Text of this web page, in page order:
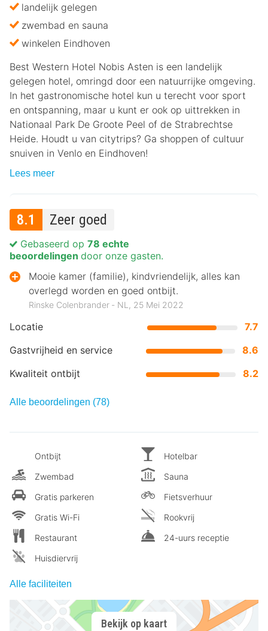
landelijk gelegen
zwembad en sauna
winkelen Eindhoven
Best Western Hotel Nobis Asten is een landelijk
gelegen hotel, omringd door een natuurrijke omgeving.
In het gastronomische hotel kun u terecht voor sport
en ontspanning, maar u kunt er ook op uittrekken in
Nationaal Park De Groote Peel of de Strabrechtse
Heide. Houdt u van citytrips? Ga shoppen of cultuur
snuiven in Venlo en Eindhoven!
Lees meer
8.1 Zeer goed
Locatie
7.7
Gastvrijheid en service
8.6
Kwaliteit ontbijt
8.2
Gebaseerd op 78 echte
beoordelingen door onze gasten.
Mooie kamer (familie), kindvriendelijk, alles kan
overlegd worden en goed ontbijt.
Rinske Colenbrander ‐ NL, 25 Mei 2022
Alle beoordelingen (78)
Ontbijt
Zwembad
Gratis parkeren
Gratis Wi-Fi
Restaurant
Huisdiervrij
Hotelbar
Sauna
Fietsverhuur
Rookvrij
24-uurs receptie
Alle faciliteiten
Bekijk op kaart